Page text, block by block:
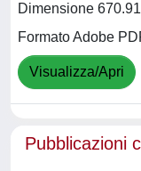
Dimensione
Formato Adobe
Visualizza/Apri
Pubblicazioni